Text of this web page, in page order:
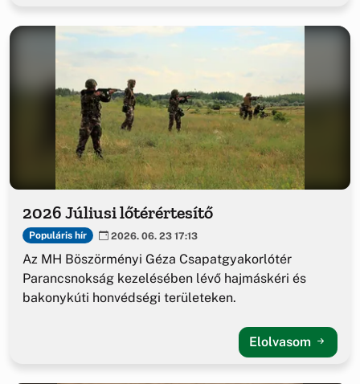
2026 Júliusi lőtérértesítő
Populáris hír 2026. 06. 23 17:13
Az MH Böszörményi Géza Csapatgyakorlótér
Parancsnokság kezelésében lévő hajmáskéri és
bakonykúti honvédségi területeken.
Elolvasom